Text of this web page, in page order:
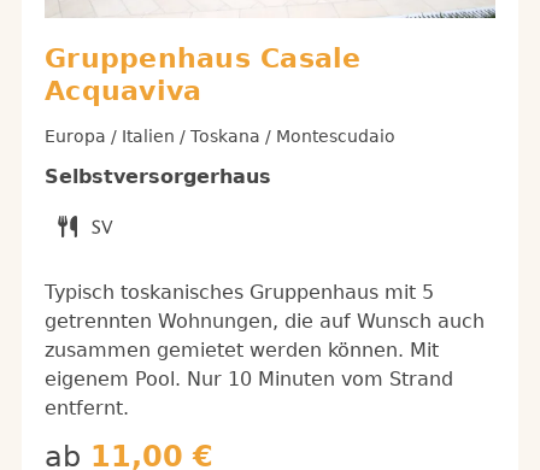
Gruppenhaus Casale
Acquaviva
Europa / Italien / Toskana / Montescudaio
Selbstversorgerhaus
Typisch toskanisches Gruppenhaus mit 5
getrennten Wohnungen, die auf Wunsch auch
zusammen gemietet werden können. Mit
eigenem Pool. Nur 10 Minuten vom Strand
entfernt.
ab 11,00 €